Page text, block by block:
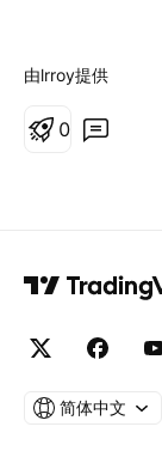
就是明后日，
风控（减仓/预
与板块风险：
部变量，需保
略： 多看少动
非恐慌性离场
由lrroy提供
0
简体中文